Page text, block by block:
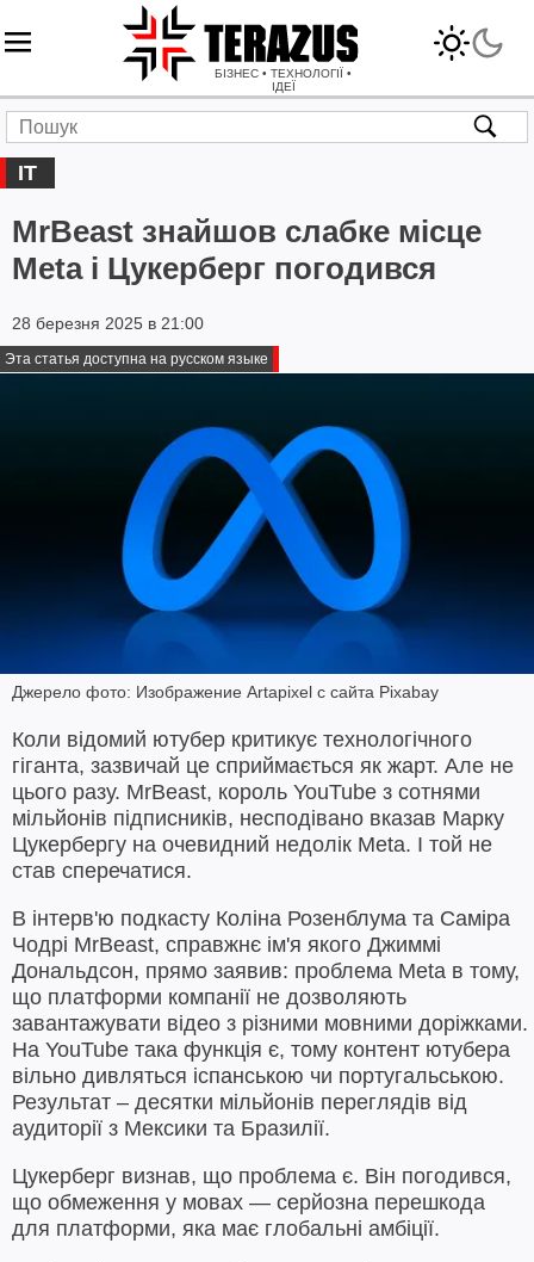
БІЗНЕС • ТЕХНОЛОГІЇ •
ІДЕЇ
IT
MrBeast знайшов слабке місце
Meta і Цукерберг погодився
28 березня 2025 в 21:00
Эта статья доступна на русском языке
Джерело фото: Изображение Artapixel с сайта Pixabay
Коли відомий ютубер критикує технологічного
гіганта, зазвичай це сприймається як жарт. Але не
цього разу. MrBeast, король YouTube з сотнями
мільйонів підписників, несподівано вказав Марку
Цукербергу на очевидний недолік Meta. І той не
став сперечатися.
В інтерв'ю подкасту Коліна Розенблума та Саміра
Чодрі MrBeast, справжнє ім'я якого Джиммі
Дональдсон, прямо заявив: проблема Meta в тому,
що платформи компанії не дозволяють
завантажувати відео з різними мовними доріжками.
На YouTube така функція є, тому контент ютубера
вільно дивляться іспанською чи португальською.
Результат – десятки мільйонів переглядів від
аудиторії з Мексики та Бразилії.
Цукерберг визнав, що проблема є. Він погодився,
що обмеження у мовах — серйозна перешкода
для платформи, яка має глобальні амбіції.